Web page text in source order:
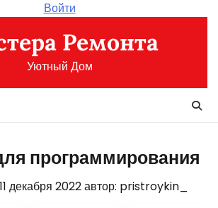
Войти
Ремонта
Уютный Дом
программирования
11 декабря 2022автор: pristroykin_